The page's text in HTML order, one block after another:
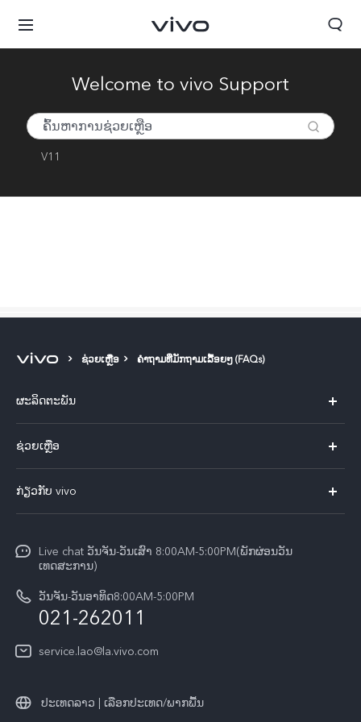
ປະເທດລາວ | ເລືອກປະເທດ/ພາກພື້ນ
Welcome to vivo Support
V11
ຊ່ວຍເຫຼືອ ຄຳຖາມທີ່ມັກຖາມເລື້ອຍໆ (FAQs)
ຜະລິດຕະພັນ
ຊ່ວຍເຫຼືອ
Funtouch OS
ການພິສູດຢືນຢັນ IMEI
ກວດສອບລາຄາອຸປະກອນເສີມ
ການອັບເດດລະບົບ
ກ່ຽວກັບ vivo
ແຈ້ງ​ການ​ທາງ​ກົດ​ໝາຍ
ສູນຄວາມເປັນສ່ວນຕົວ vivo
ຄວາມຍືນຍົງ
Live chat ວັນຈັນ-ວັນເສົາ 8:00AM-5:00PM(ພັກຜ່ອນວັນ
ເທດສະການ)
ວັນຈັນ-ວັນອາທິດ8:00AM-5:00PM
021-262011
service.lao@la.vivo.com
ປະເທດລາວ | ເລືອກປະເທດ/ພາກພື້ນ